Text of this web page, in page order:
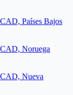
Países Bajos
Noruega
CAD, Nueva